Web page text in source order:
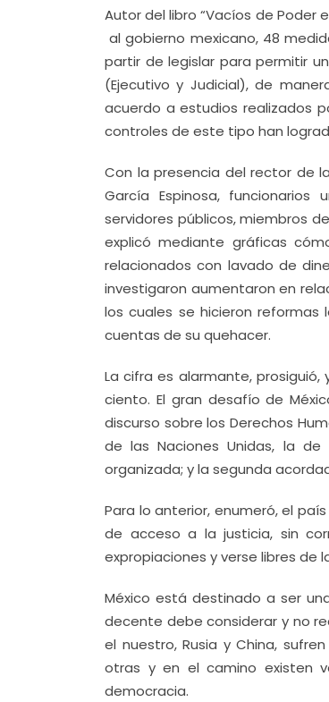
Autor del libro “Vacíos de Poder
al gobierno mexicano, 48
partir de legislar para permitir
(Ejecutivo y Judicial), de
acuerdo a estudios realizados
controles de este tipo han
Con la presencia del rector de
García Espinosa,
servidores públicos, miembros
explicó mediante gráficas
relacionados con lavado de
investigaron aumentaron en
los cuales se hicieron
cuentas de su quehacer.
La cifra es alarmante,
ciento. El gran desafío de
discurso sobre los Derechos
de las Naciones Unidas, la
organizada; y la segunda
Para lo anterior, enumeró, el
de acceso a la justicia, sin
expropiaciones y verse libres de
México está destinado a ser
decente debe considerar y no
el nuestro, Rusia y China,
otras y en el camino existen
democracia.